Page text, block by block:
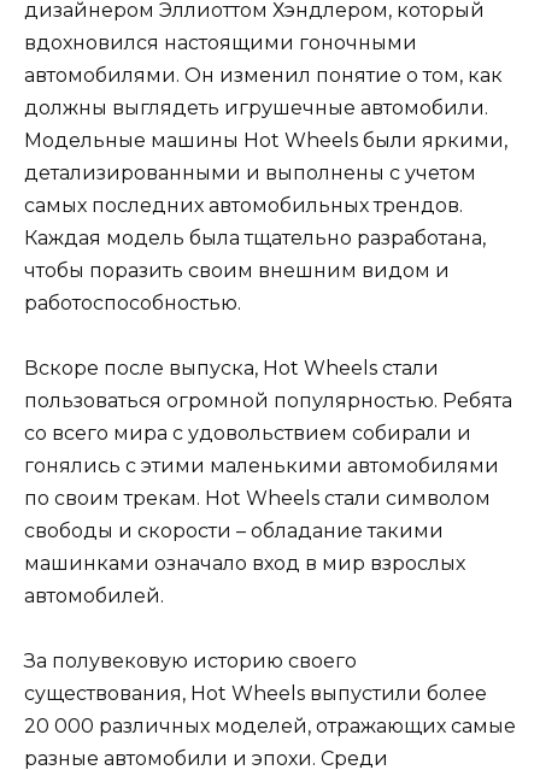
дизайнером Эллиоттом Хэндлером, который
вдохновился настоящими гоночными
автомобилями. Он изменил понятие о том, как
должны выглядеть игрушечные автомобили.
Модельные машины Hot Wheels были яркими,
детализированными и выполнены с учетом
самых последних автомобильных трендов.
Каждая модель была тщательно разработана,
чтобы поразить своим внешним видом и
работоспособностью.
Вскоре после выпуска, Hot Wheels стали
пользоваться огромной популярностью. Ребята
со всего мира с удовольствием собирали и
гонялись с этими маленькими автомобилями
по своим трекам. Hot Wheels стали символом
свободы и скорости – обладание такими
машинками означало вход в мир взрослых
автомобилей.
За полувековую историю своего
существования, Hot Wheels выпустили более
20 000 различных моделей, отражающих самые
разные автомобили и эпохи. Среди